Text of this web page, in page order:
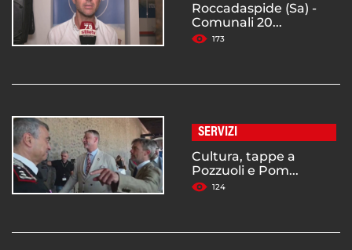
Roccadaspide (Sa) -
Comunali 20...
173
SERVIZI
Cultura, tappe a
Pozzuoli e Pom...
124